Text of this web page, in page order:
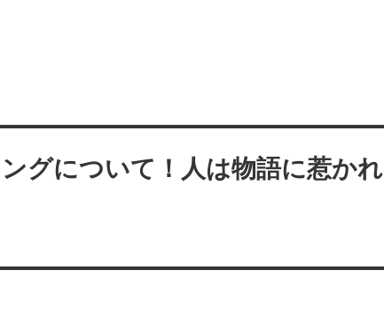
グについて！人は物語に惹かれ